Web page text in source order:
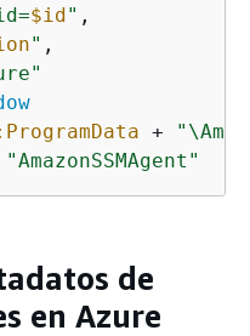
$id" ,
" ,
+
"AmazonSSMAgent"
de
en Azure